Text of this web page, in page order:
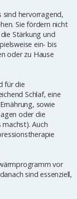
sind hervorragend,
Sie fördern nicht
Stärkung und
ein- bis
oder zu Hause
für die
Schlaf, eine
sowie
oder die
Auch
vor
sind essenziell,